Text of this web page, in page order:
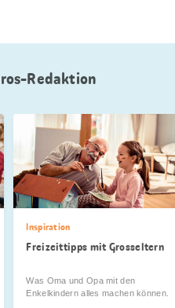
Redaktion
Inspiration
Freizeittipps mit Grosseltern
Was Oma und Opa mit den
Enkelkindern alles machen können.